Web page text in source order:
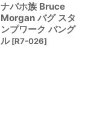
ナバホ族 Bruce
Morgan バグ スタ
ンプワーク バング
ル [R7-026]